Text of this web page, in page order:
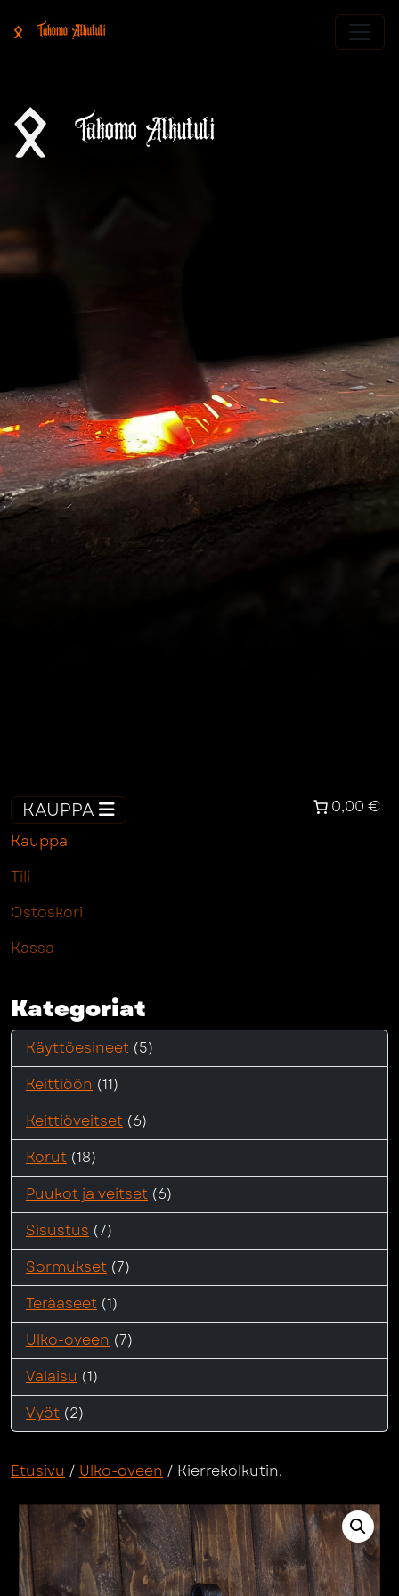
Takomo Alkutuli
Takomo Alkutuli
KAUPPA
Kauppa
Tili
Ostoskori
Kassa
0,00 €
Kategoriat
Käyttöesineet (5)
Keittiöön (11)
Keittiöveitset (6)
Korut (18)
Puukot ja veitset (6)
Sisustus (7)
Sormukset (7)
Teräaseet (1)
Ulko-oveen (7)
Valaisu (1)
Vyöt (2)
Etusivu / Ulko-oveen / Kierrekolkutin.